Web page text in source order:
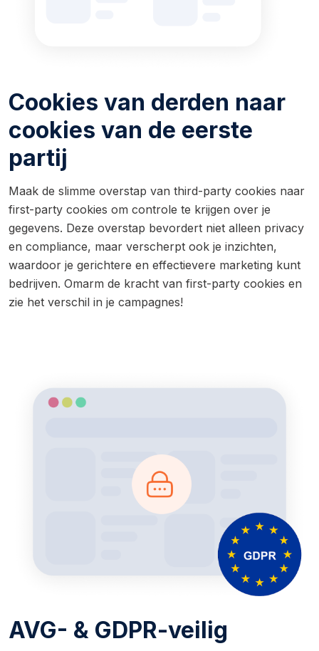
Cookies van derden naar
cookies van de eerste
partij
Maak de slimme overstap van third-party cookies naar
first-party cookies om controle te krijgen over je
gegevens. Deze overstap bevordert niet alleen privacy
en compliance, maar verscherpt ook je inzichten,
waardoor je gerichtere en effectievere marketing kunt
bedrijven. Omarm de kracht van first-party cookies en
zie het verschil in je campagnes!
AVG- & GDPR-veilig